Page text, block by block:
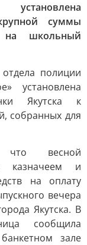
суммы
на школьный
полиции
установлена
Якутска к
собранных для
что весной
казначеем и
на оплату
вечера
Якутска. В
сообщила
зале